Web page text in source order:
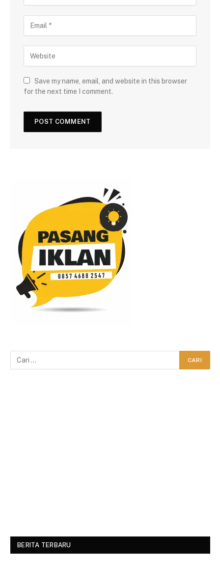
Save my name, email, and website in this browser
for the next time I comment.
BERITA TERBARU